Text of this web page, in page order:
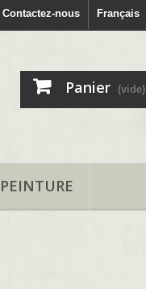
Français
Contactez-nous
Panier (vide)